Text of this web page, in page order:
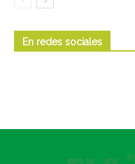
En redes sociales